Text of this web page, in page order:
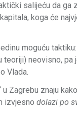
salijeću da ga
koga će
moguću
neovisno, pa
Vlada.
u Zagrebu znaju
izvjesno dolazi po